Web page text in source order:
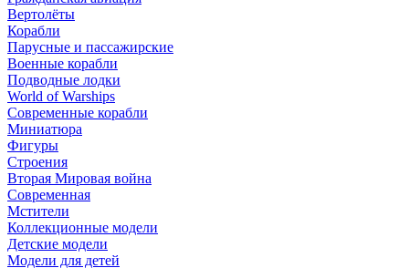
Вертолёты
Корабли
Парусные и пассажирские
Военные корабли
Подводные лодки
World of Warships
Современные корабли
Миниатюра
Фигуры
Строения
Вторая Мировая война
Современная
Мстители
Коллекционные модели
Детские модели
Модели для детей